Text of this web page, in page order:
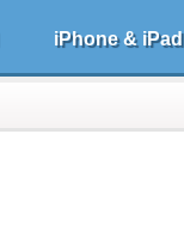
iPhone & iPad